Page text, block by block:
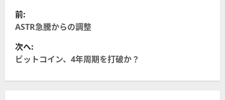
投
稿
ナ
前:
ASTR急騰からの調整
次へ:
ビットコイン、4年周期を打破か？